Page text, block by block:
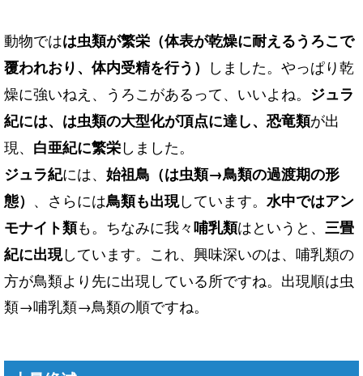
動物ではは虫類が繁栄（体表が乾燥に耐えるうろこで
覆われおり、体内受精を行う） しました。やっぱり乾
燥に強いねえ、うろこがあるって、いいよね。 ジュラ
紀には、は虫類の大型化が頂点に達し、恐竜類が出
現、 白亜紀に繁栄しました。
ジュラ紀には、 始祖鳥（は虫類→鳥類の過渡期の形
態） 、さらには鳥類も出現しています。 水中ではアン
モナイト類も。ちなみに我々哺乳類はというと、 三畳
紀に出現しています。これ、興味深いのは、哺乳類の
方が鳥類より先に出現している所ですね。出現順は虫
類→哺乳類→鳥類の順ですね。